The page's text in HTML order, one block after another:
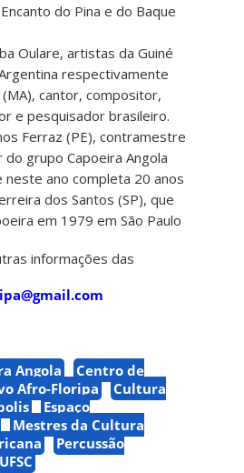
do Pina e do Baque
Oulare, artistas da Guiné
respectivamente
cantor, compositor,
e pesquisador brasileiro.
Ferraz (PE), contramestre
grupo Capoeira Angola
neste ano completa 20 anos
dos Santos (SP), que
em 1979 em São Paulo
informações das
Angola
Centro de
Afro-Floripa
Cultura
Espaço
Mestres da Cultura
Percussão
UFSC